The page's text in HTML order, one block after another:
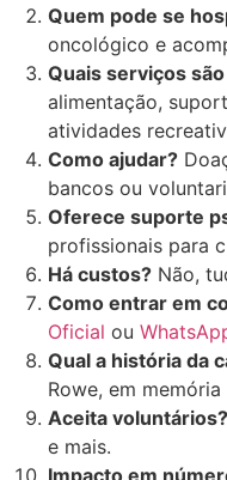
Quem pode se
oncológico e
Quais serviços
alimentação,
atividades
Como ajudar?
bancos ou
Oferece suporte
profissionais para
Há custos? Não,
Como entrar em
Oficial ou
Qual a história da
Rowe, em
Aceita voluntários?
e mais.
Impacto em